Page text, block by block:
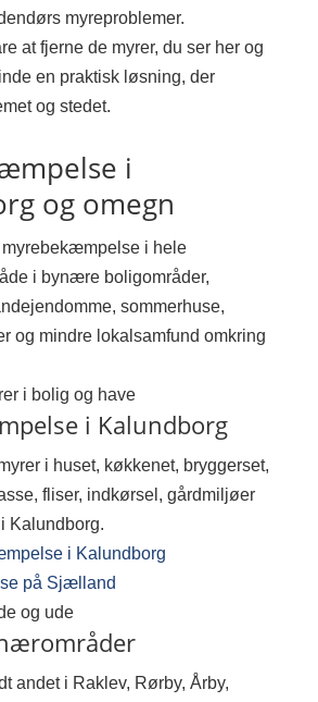
myreproblemer.
at fjerne de myrer, du ser her og
en praktisk løsning, der
og stedet.
i
og omegn
i hele
i bynære boligområder,
sommerhuse,
og mindre lokalsamfund omkring
i bolig og have
i Kalundborg
i huset, køkkenet, bryggerset,
fliser, indkørsel, gårdmiljøer
Kalundborg.
i Kalundborg
på Sjælland
og ude
andet i Raklev, Rørby, Årby,